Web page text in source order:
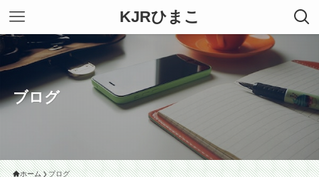
KJRひまこ
ブログ
ホーム ブログ